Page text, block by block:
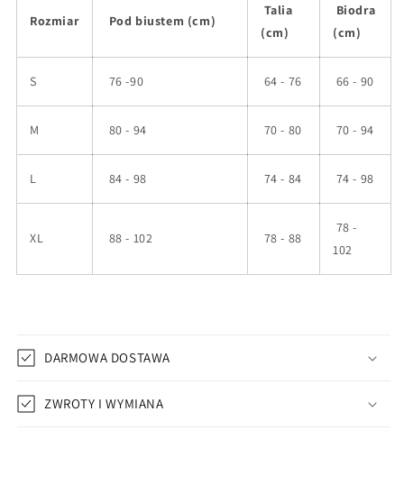
Rozmiar Pod biustem (cm)
Talia
(cm)
Biodra
(cm)
S 76 -90 64 - 76 66 - 90
M 80 - 94 70 - 80 70 - 94
L 84 - 98 74 - 84 74 - 98
XL 88 - 102 78 - 88
78 -
102
DARMOWA DOSTAWA
ZWROTY I WYMIANA